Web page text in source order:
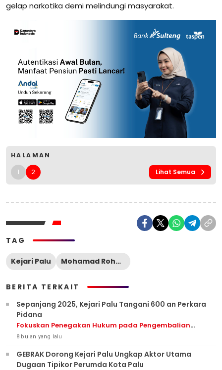
gelap narkotika demi melindungi masyarakat.
HALAMAN
1 2 Lihat Semua
TAG
Kejari Palu Mohamad Rohmadi
BERITA TERKAIT
Sepanjang 2025, Kejari Palu Tangani 600 an Perkara
Pidana
Fokuskan Penegakan Hukum pada Pengembalian
Kerugian Negara
8 bulan yang lalu
GEBRAK Dorong Kejari Palu Ungkap Aktor Utama
Dugaan Tipikor Perumda Kota Palu